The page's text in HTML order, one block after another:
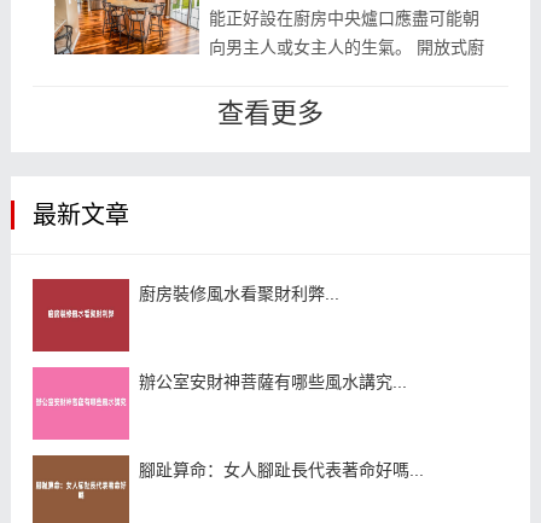
能正好設在廚房中央爐口應盡可能朝
向男主人或女主人的生氣。 開放式廚
性，很多房屋設計的都是開放式廚
查看更多
最新文章
廚房裝修風水看聚財利弊...
辦公室安財神菩薩有哪些風水講究...
腳趾算命：女人腳趾長代表著命好嗎...